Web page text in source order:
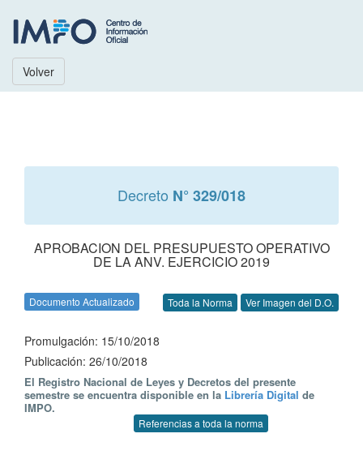
Volver
Decreto N° 329/018
APROBACION DEL PRESUPUESTO OPERATIVO
DE LA ANV. EJERCICIO 2019
Documento Actualizado Toda la Norma Ver Imagen del D.O.
Promulgación: 15/10/2018
Publicación: 26/10/2018
El Registro Nacional de Leyes y Decretos del presente
semestre se encuentra disponible en la Librería Digital de
IMPO.
Referencias a toda la norma